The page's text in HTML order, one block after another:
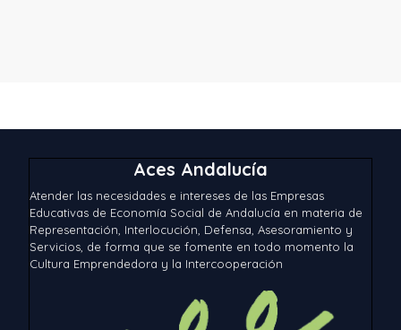
Aces Andalucía
Atender las necesidades e intereses de las Empresas
Educativas de Economía Social de Andalucía en materia de
Representación, Interlocución, Defensa, Asesoramiento y
Servicios, de forma que se fomente en todo momento la
Cultura Emprendedora y la Intercooperación